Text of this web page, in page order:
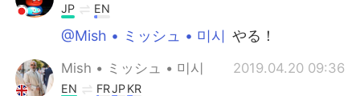
JP EN
@Mish • ミッシュ • 미시 やる！
Mish • ミッシュ • 미시 2019.04.20 09:36
EN FRJPKR